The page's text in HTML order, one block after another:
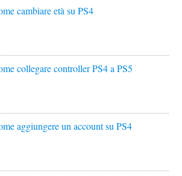
cambiare età su PS4
collegare controller PS4 a PS5
aggiungere un account su PS4